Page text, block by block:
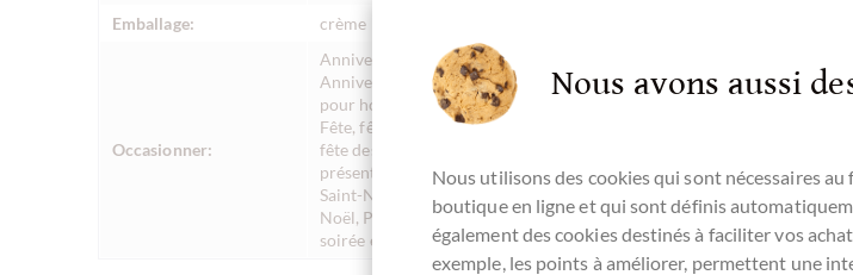
Emballage:
crème
Occasionner:
Anniversaire,
Anniversaire, Cadeau
pour hommes, Désolé !,
Fête, fête des mères,
fête des pères, Invité
présent, Jour de la
Saint-Nicolas , Merci !,
Noël, Parti, Pâques,
soirée entre filles, été
Nous avons aussi
Nous utilisons des cookies qui sont nécessaires
boutique en ligne et qui sont définis
également des cookies destinés à faciliter vos
exemple, les points à améliorer, permettent une